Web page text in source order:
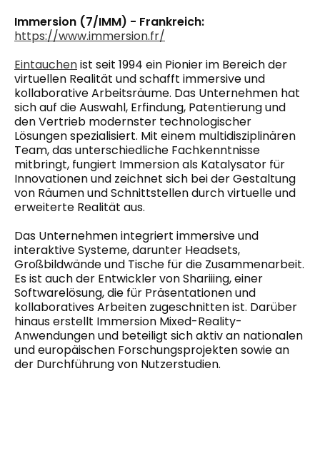
Immersion (7/IMM) - Frankreich:
https://www.immersion.fr/
Eintauchenist seit 1994 ein Pionier im Bereich der
virtuellen Realität und schafft immersive und
kollaborative Arbeitsräume. Das Unternehmen hat
sich auf die Auswahl, Erfindung, Patentierung und
den Vertrieb modernster technologischer
Lösungen spezialisiert. Mit einem multidisziplinären
Team, das unterschiedliche Fachkenntnisse
mitbringt, fungiert Immersion als Katalysator für
Innovationen und zeichnet sich bei der Gestaltung
von Räumen und Schnittstellen durch virtuelle und
erweiterte Realität aus.
Das Unternehmen integriert immersive und
interaktive Systeme, darunter Headsets,
Großbildwände und Tische für die Zusammenarbeit.
Es ist auch der Entwickler von Shariiing, einer
Softwarelösung, die für Präsentationen und
kollaboratives Arbeiten zugeschnitten ist. Darüber
hinaus erstellt Immersion Mixed-Reality-
Anwendungen und beteiligt sich aktiv an nationalen
und europäischen Forschungsprojekten sowie an
der Durchführung von Nutzerstudien.